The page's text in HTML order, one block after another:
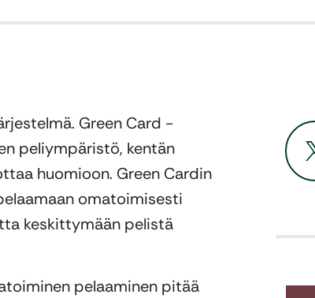
Green Card -
peliympäristö, kentän
huomioon. Green Cardin
omatoimisesti
keskittymään pelistä
pelaaminen pitää